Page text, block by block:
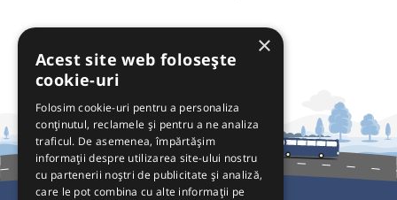
×
Acest site web folosește
cookie-uri
Folosim cookie-uri pentru a personaliza
conținutul, reclamele și pentru a ne analiza
traficul. De asemenea, împărtășim
informații despre utilizarea site-ului nostru
cu partenerii noștri de publicitate și analiză,
care le pot combina cu alte informații pe